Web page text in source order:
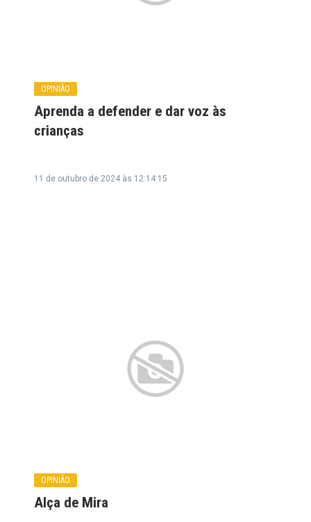
OPINIÃO
Aprenda a defender e dar voz às
crianças
11 de outubro de 2024 às 12:14:15
OPINIÃO
Alça de Mira